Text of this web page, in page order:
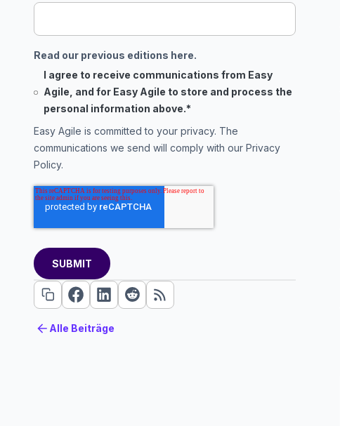
Read our previous editions here.
I agree to receive communications from Easy
Agile, and for Easy Agile to store and process the
personal information above.*
Easy Agile is committed to your privacy. The
communications we send will comply with our Privacy
Policy.
Alle Beiträge